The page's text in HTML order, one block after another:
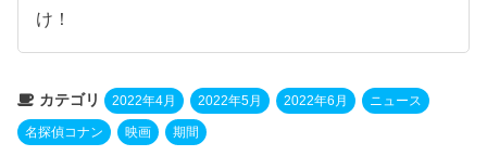
け！
カテゴリ 2022年4月 2022年5月 2022年6月 ニュース
名探偵コナン 映画 期間